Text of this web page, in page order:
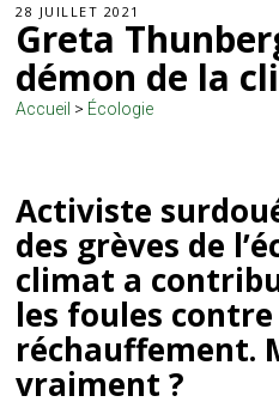
28 JUILLET 2021
Greta
démon de la
Accueil > Écologie
Activiste
des grèves de
climat a
les foules
réchauffement.
vraiment ?